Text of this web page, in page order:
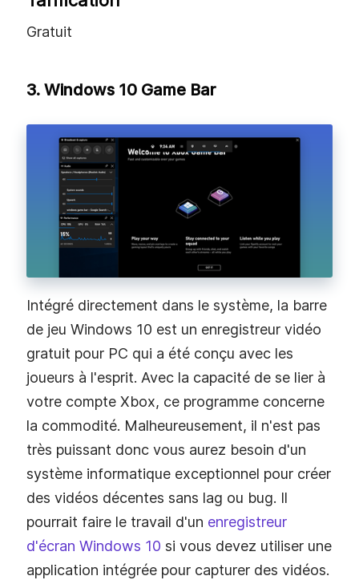
Gratuit
3. Windows 10 Game Bar
Intégré directement dans le système, la barre
de jeu Windows 10 est un enregistreur vidéo
gratuit pour PC qui a été conçu avec les
joueurs à l'esprit. Avec la capacité de se lier à
votre compte Xbox, ce programme concerne
la commodité. Malheureusement, il n'est pas
très puissant donc vous aurez besoin d'un
système informatique exceptionnel pour créer
des vidéos décentes sans lag ou bug. Il
pourrait faire le travail d'un enregistreur
d'écran Windows 10 si vous devez utiliser une
application intégrée pour capturer des vidéos.